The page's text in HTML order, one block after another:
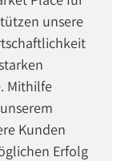
unsere
Mithilfe
Kunden
Erfolg